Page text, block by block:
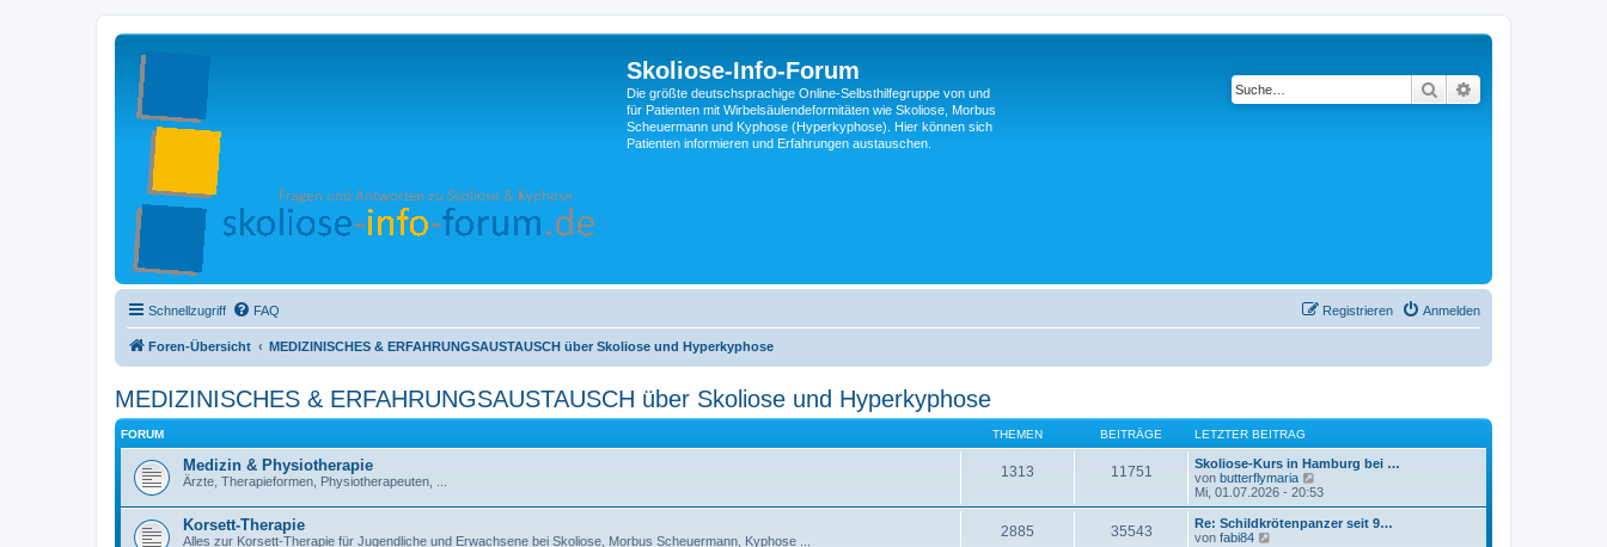
Skoliose-Info-Forum
Die größte deutschsprachige Online-Selbsthilfegruppe von und
für Patienten mit Wirbelsäulendeformitäten wie Skoliose, Morbus
Scheuermann und Kyphose (Hyperkyphose). Hier können sich
Patienten informieren und Erfahrungen austauschen.
Suche
Schnellzugriff FAQ Anmelden
Registrieren
Foren-Übersicht MEDIZINISCHES & ERFAHRUNGSAUSTAUSCH über Skoliose und Hyperkyphose
MEDIZINISCHES & ERFAHRUNGSAUSTAUSCH über Skoliose und Hyperkyphose
FORUM THEMEN BEITRÄGE LETZTER BEITRAG
Medizin & Physiotherapie
Ärzte, Therapieformen, Physiotherapeuten, ...
1313 11751
Skoliose-Kurs in Hamburg bei …
von butterflymaria
e
u
e
Mi, 01.07.2026 - 20:53
Korsett-Therapie
Alles zur Korsett-Therapie für Jugendliche und Erwachsene bei Skoliose, Morbus Scheuermann, Kyphose ...
2885 35543
Re: Schildkrötenpanzer seit 9…
von fabi84